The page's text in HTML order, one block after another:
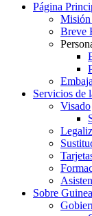
Página
Breve
Servicios de
Visado
Sobre